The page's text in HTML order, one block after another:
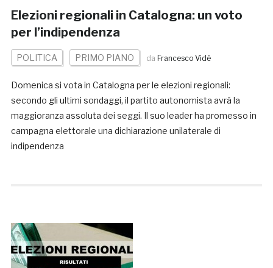
Elezioni regionali in Catalogna: un voto
per l’indipendenza
POLITICA PRIMO PIANO da Francesco Vidè
Domenica si vota in Catalogna per le elezioni regionali:
secondo gli ultimi sondaggi, il partito autonomista avrà la
maggioranza assoluta dei seggi. Il suo leader ha promesso in
campagna elettorale una dichiarazione unilaterale di
indipendenza